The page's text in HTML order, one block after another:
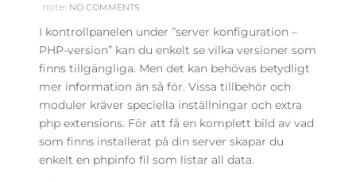
note: NO COMMENTS
I kontrollpanelen under ”server konfiguration –
PHP-version” kan du enkelt se vilka versioner som
finns tillgängliga. Men det kan behövas betydligt
mer information än så för. Vissa tillbehör och
moduler kräver speciella inställningar och extra
php extensions. För att få en komplett bild av vad
som finns installerat på din server skapar du
enkelt en phpinfo fil som listar all data.